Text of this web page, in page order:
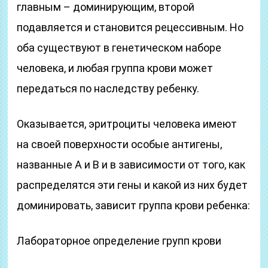
главным – доминирующим, второй
подавляется и становится рецессивным. Но
оба существуют в генетическом наборе
человека, и любая группа крови может
передаться по наследству ребенку.
Оказывается, эритроциты человека имеют
на своей поверхности особые антигены,
названные А и В и в зависимости от того, как
распределятся эти гены и какой из них будет
доминировать, зависит группа крови ребенка:
Лабораторное определение групп крови